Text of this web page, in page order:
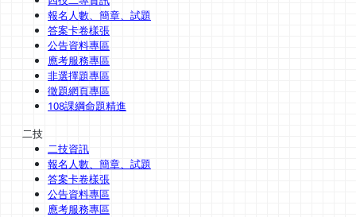
報名人數、簡章、試題
答案卡卷樣張
公告資料專區
應考服務專區
非選擇題專區
徵題網頁專區
108課綱命題精進
二技
二技資訊
報名人數、簡章、試題
答案卡卷樣張
公告資料專區
應考服務專區